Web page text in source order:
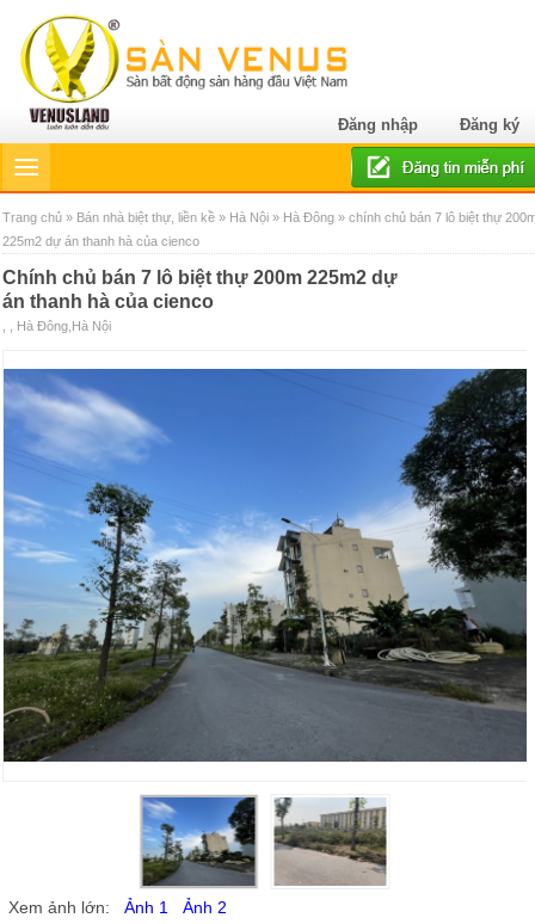
Đăng nhập Đăng ký
Trang chủ » Bán nhà biệt thự, liền kề » Hà Nội » Hà Đông » chính chủ bán 7 lô biệt thự
225m2 dự án thanh hà của cienco
chính chủ bán 7 lô biệt thự 200m 225m2 dự
án thanh hà của cienco
, , Hà Đông,Hà Nội
Xem ảnh lớn: Ảnh 1 Ảnh 2